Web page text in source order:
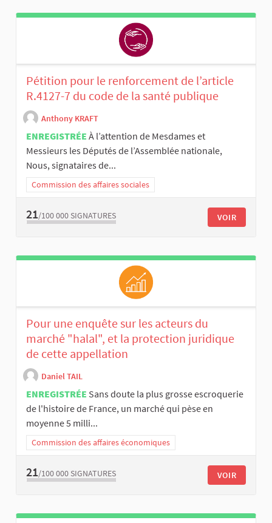
Pétition pour le renforcement de l’article
R.4127-7 du code de la santé publique
Anthony KRAFT
ENREGISTRÉE À l’attention de Mesdames et
Messieurs les Députés de l’Assemblée nationale,
Nous, signataires de...
Commission des affaires sociales
21/100 000 SIGNATURES VOIR
Pour une enquête sur les acteurs du
marché "halal", et la protection juridique
de cette appellation
Daniel TAIL
ENREGISTRÉE Sans doute la plus grosse escroquerie
de l'histoire de France, un marché qui pèse en
moyenne 5 milli...
Commission des affaires économiques
21/100 000 SIGNATURES VOIR